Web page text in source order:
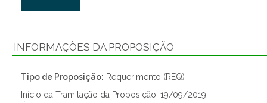
INFORMAÇÕES DA PROPOSIÇÃO
Tipo de Proposição: Requerimento (REQ)
Início da Tramitação da Proposição: 19/09/2019